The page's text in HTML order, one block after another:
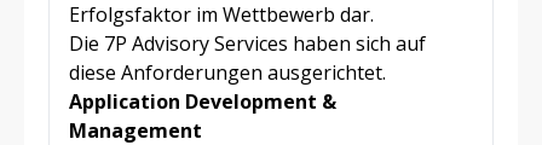
Erfolgsfaktor im Wettbewerb dar.
Die 7P Advisory Services haben sich auf
diese Anforderungen ausgerichtet.
Application Development &
Management